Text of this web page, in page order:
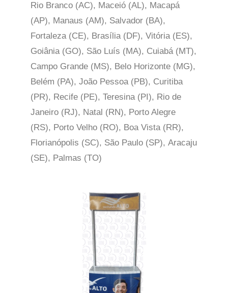
Rio Branco (AC), Maceió (AL), Macapá
(AP), Manaus (AM), Salvador (BA),
Fortaleza (CE), Brasília (DF), Vitória (ES),
Goiânia (GO), São Luís (MA), Cuiabá (MT),
Campo Grande (MS), Belo Horizonte (MG),
Belém (PA), João Pessoa (PB), Curitiba
(PR), Recife (PE), Teresina (PI), Rio de
Janeiro (RJ), Natal (RN), Porto Alegre
(RS), Porto Velho (RO), Boa Vista (RR),
Florianópolis (SC), São Paulo (SP), Aracaju
(SE), Palmas (TO)